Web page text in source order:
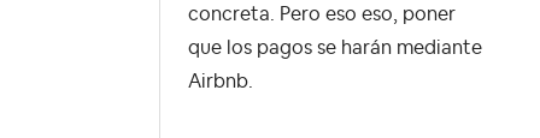
concreta. Pero eso eso, poner
que los pagos se harán mediante
Airbnb.